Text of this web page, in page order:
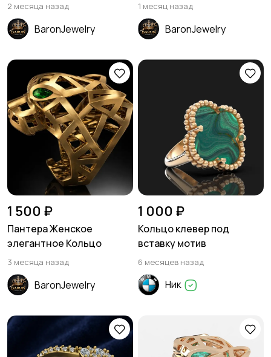
2 месяца назад
BaronJewelry
1 месяц назад
BaronJewelry
1 500 ₽
Пантера Женское
элегантное Кольцо
3 месяца назад
BaronJewelry
1 000 ₽
Кольцо клевер под
вставку мотив
6 месяцев назад
Ник